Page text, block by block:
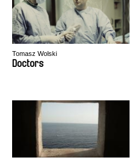
Tomasz Wolski
Doctors